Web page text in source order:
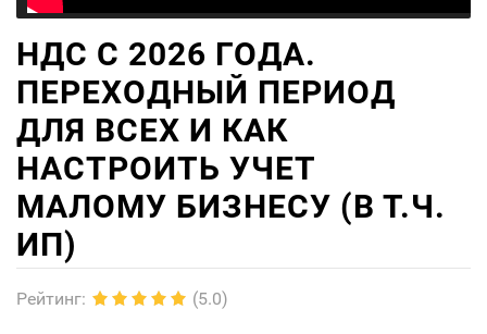
НДС С 2026 ГОДА.
ПЕРЕХОДНЫЙ ПЕРИОД
ДЛЯ ВСЕХ И КАК
НАСТРОИТЬ УЧЕТ
МАЛОМУ БИЗНЕСУ (В Т.Ч.
ИП)
Рейтинг: (5.0)